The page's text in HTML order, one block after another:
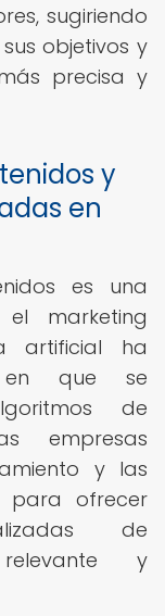
sugiriendo
objetivos y
precisa y
y
en
es una
marketing
artificial ha
en que se
de
empresas
y las
para ofrecer
de
y